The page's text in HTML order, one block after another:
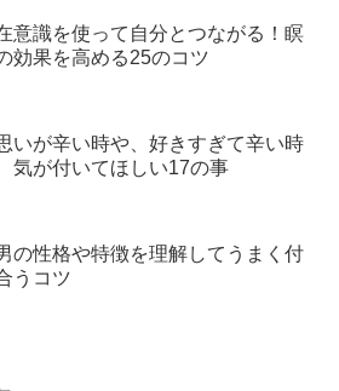
意識を使って自分とつながる！瞑
効果を高める25のコツ
いが辛い時や、好きすぎて辛い時
気が付いてほしい17の事
の性格や特徴を理解してうまく付
うコツ